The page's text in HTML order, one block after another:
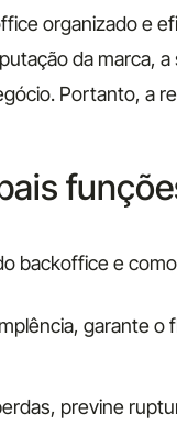
organizado e
da marca,
Portanto, a
backoffice e
garante o
previne